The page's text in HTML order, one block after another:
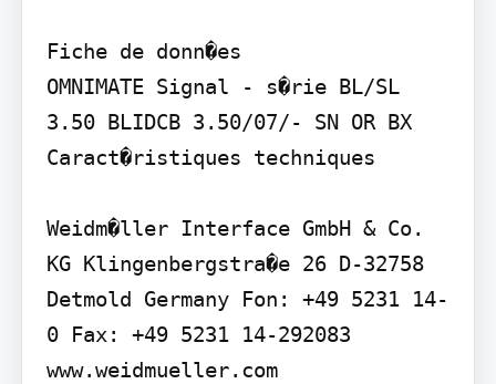
Fiche de donn�es
OMNIMATE Signal - s�rie BL/SL
3.50 BLIDCB 3.50/07/- SN OR BX
Caract�ristiques techniques
Weidm�ller Interface GmbH & Co.
KG Klingenbergstra�e 26 D-32758
Detmold Germany Fon: +49 5231 14-
0 Fax: +49 5231 14-292083
www.weidmueller.com